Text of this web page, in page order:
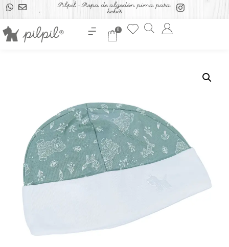
Pilpil - Ropa de algodón pima para
bebés
0